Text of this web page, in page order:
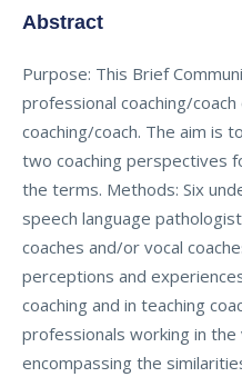
Abstract
Purpose: This Brief
professional coaching/
coaching/coach. The aim is
two coaching perspectives
the terms. Methods: Six
speech language
coaches and/or vocal
perceptions and
coaching and in teaching
professionals working in
encompassing the